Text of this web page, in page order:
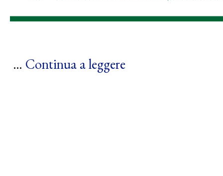
… Continua a leggere